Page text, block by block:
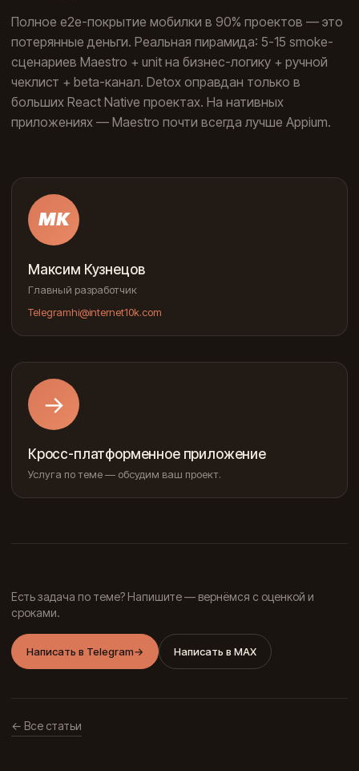
Полное e2e-покрытие мобилки в 90% проектов — это
потерянные деньги. Реальная пирамида: 5-15 smoke-
сценариев Maestro + unit на бизнес-логику + ручной
чеклист + beta-канал. Detox оправдан только в
больших React Native проектах. На нативных
приложениях — Maestro почти всегда лучше Appium.
МК
Максим Кузнецов
Главный разработчик
Telegramhi@internet10k.com
→
Кросс-платформенное приложение
Услуга по теме — обсудим ваш проект.
Есть задача по теме? Напишите — вернёмся с оценкой и
сроками.
Написать в Telegram→ Написать в MAX
← Все статьи